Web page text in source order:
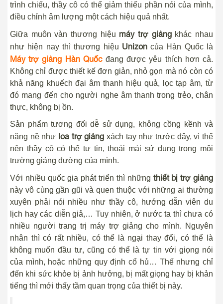
trình chiếu, thầy cô có thể giảm thiếu phần nói của mình,
điều chỉnh âm lượng một cách hiệu quả nhất.
Giữa muôn vàn thương hiệu máy trợ giảngkhác nhau
như hiện nay thì thương hiệu Unizoncủa Hàn Quốc là
Máy trợ giảng Hàn Quốcđang được yêu thích hơn cả.
Không chỉ được thiết kế đơn giản, nhỏ gọn mà nó còn có
khả năng khuếch đại âm thanh hiệu quả, lọc tạp âm, từ
đó mang đến cho người nghe âm thanh trong trẻo, chân
thực, không bị ồn.
Sản phẩm tương đối dễ sử dụng, không cồng kềnh và
nặng nề như loa trợ giảng xách tay như trước đây, vì thế
nên thầy cô có thể tự tin, thoải mái sử dụng trong môi
trường giảng đường của mình.
Với nhiều quốc gia phát triển thì những thiết bị trợ giảng
này vô cùng gần gũi và quen thuộc với những ai thường
xuyên phải nói nhiều như thầy cô, hướng dẫn viên du
lịch hay các diễn giả,… Tuy nhiên, ở nước ta thì chưa có
nhiều người trang trị máy trợ giảng cho mình. Nguyên
nhân thì có rất nhiều, có thể là ngại thay đổi, có thể là
không muốn đầu tư, cũng có thể là tự tin với giọng nói
của mình, hoặc những quy định cổ hủ… Thế nhưng chỉ
đến khi sức khỏe bị ảnh hưởng, bị mất giọng hay bị khản
tiếng thì mới thấy tầm quan trọng của thiết bị này.